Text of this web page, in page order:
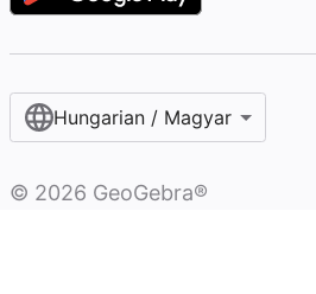
Hungarian / Magyar‎
© 2026 GeoGebra®